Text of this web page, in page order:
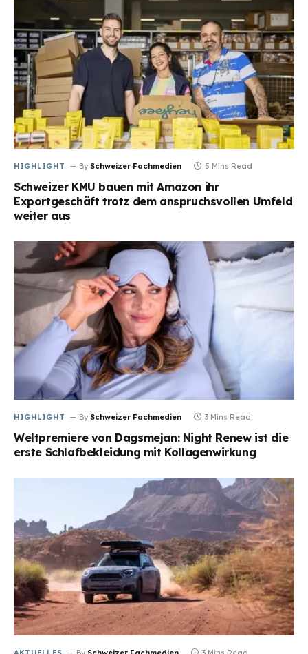
HIGHLIGHT By Schweizer Fachmedien 5 Mins Read
Schweizer KMU bauen mit Amazon ihr
Exportgeschäft trotz dem anspruchsvollen Umfeld
weiter aus
HIGHLIGHT By Schweizer Fachmedien 3 Mins Read
Weltpremiere von Dagsmejan: Night Renew ist die
erste Schlafbekleidung mit Kollagenwirkung